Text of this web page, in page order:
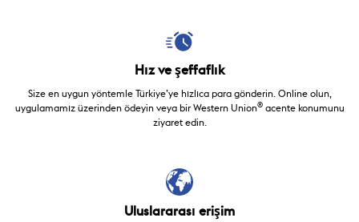
Hız ve şeffaflık
Size en uygun yöntemle Türkiye’ye hızlıca para gönderin. Online olun,
uygulamamız üzerinden ödeyin veya bir Western Union®acente konumunu
ziyaret edin.
Uluslararası erişim